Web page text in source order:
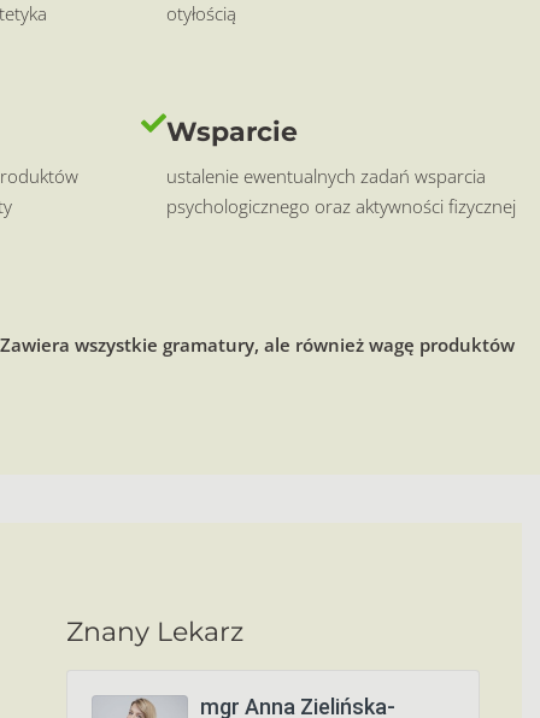
otyłością
Wsparcie
ustalenie ewentualnych zadań wsparcia
psychologicznego oraz aktywności fizycznej
wszystkie gramatury, ale również wagę produktów
Znany Lekarz